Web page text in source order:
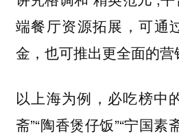
端餐厅资源拓展，可通
金，也可推出更全面的营
以上海为例，必吃榜中
斋”“陶香煲仔饭”“宁国素